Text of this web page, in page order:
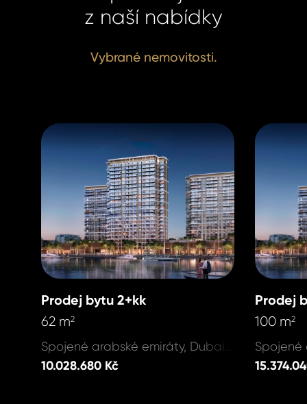
z naší nabídky
Vybrané nemovitosti.
Prodej bytu 2+kk
62 m2
10.028.680 Kč
Prodej
100 m2